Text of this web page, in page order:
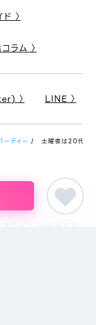
〉
ラム 〉
〉 LINE 〉
ーティー 土曜夜は20代限